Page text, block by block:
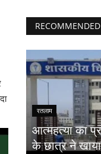
रतलाम
आत्महत्या का
के छात्र ने